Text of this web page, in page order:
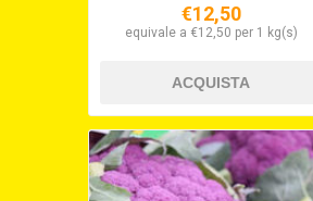
€12,50
equivale a €12,50 per 1 kg(s)